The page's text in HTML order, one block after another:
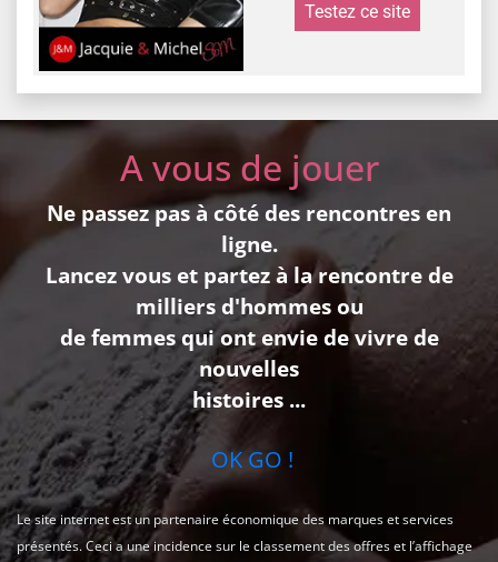
Testez ce site
A vous de jouer
Ne passez pas à côté des rencontres en
ligne.
Lancez vous et partez à la rencontre de
milliers d'hommes ou
de femmes qui ont envie de vivre de
nouvelles
histoires ...
OK GO !
Le site internet est un partenaire économique des marques et services
présentés. Ceci a une incidence sur le classement des offres et l’affichage